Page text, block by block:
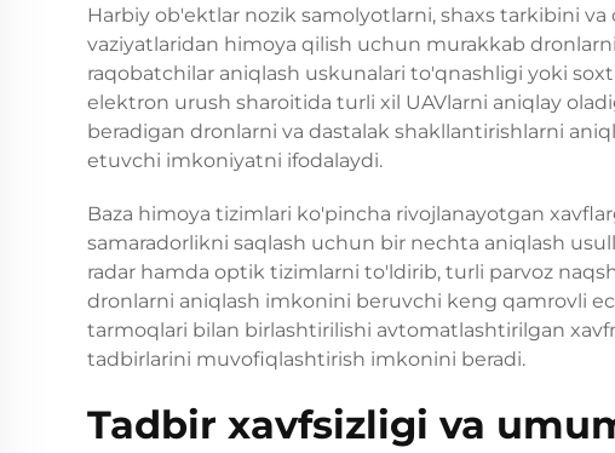
Harbiy ob'ektlar nozik samolyotlarni, shaxs tarkibini
vaziyatlaridan himoya qilish uchun murakkab
raqobatchilar aniqlash uskunalari to'qnashligi yoki
elektron urush sharoitida turli xil UAVlarni aniqlay
beradigan dronlarni va dastalak shakllantirishlarni
etuvchi imkoniyatni ifodalaydi.
Baza himoya tizimlari ko'pincha rivojlanayotgan
samaradorlikni saqlash uchun bir nechta aniqlash
radar hamda optik tizimlarni to'ldirib, turli parvoz
dronlarni aniqlash imkonini beruvchi keng qamrovli
tarmoqlari bilan birlashtirilishi avtomatlashtirilgan
tadbirlarini muvofiqlashtirish imkonini beradi.
Tadbir xavfsizligi va